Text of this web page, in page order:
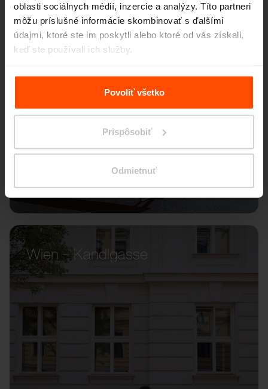
oblasti sociálnych médií, inzercie a analýzy. Títo partneri
môžu príslušné informácie skombinovať s ďalšími
údajmi, ktoré ste im poskytli alebo ktoré od vás získali,
keď ste používali ich služby.
Viac informácií nájdete na stránkeZásady zpracování
Povoliť všetko
Prispôsobiť
Odmietnuť
Wien – Kandlgasse